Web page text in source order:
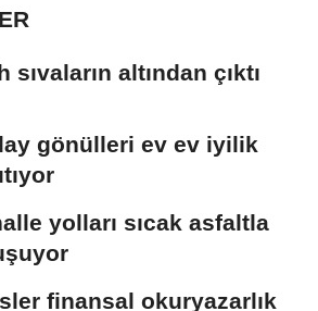
sıvaların altından çıktı
gönülleri ev ev iyilik
yolları sıcak asfaltla
finansal okuryazarlık